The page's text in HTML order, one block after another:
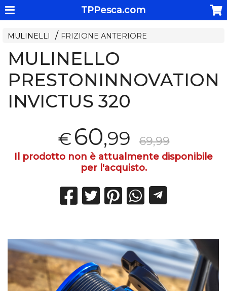
TPPesca.com
MULINELLI FRIZIONE ANTERIORE
MULINELLO
PRESTONINNOVATION
INVICTUS 320
€60,99 69,99
Il prodotto non è attualmente disponibile
per l'acquisto.